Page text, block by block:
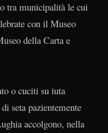
tra municipalità le cui
con il Museo
della Carta e
o cuciti su iuta
seta pazientemente
accolgono, nella